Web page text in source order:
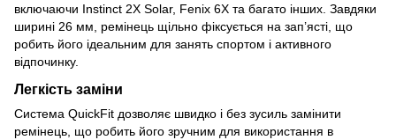
включаючи Instinct 2X Solar, Fenix 6X та багато інших. Завдяки
ширині 26 мм, ремінець щільно фіксується на зап’ясті, що
робить його ідеальним для занять спортом і активного
відпочинку.
Легкість заміни
Система QuickFit дозволяє швидко і без зусиль замінити
ремінець, що робить його зручним для використання в